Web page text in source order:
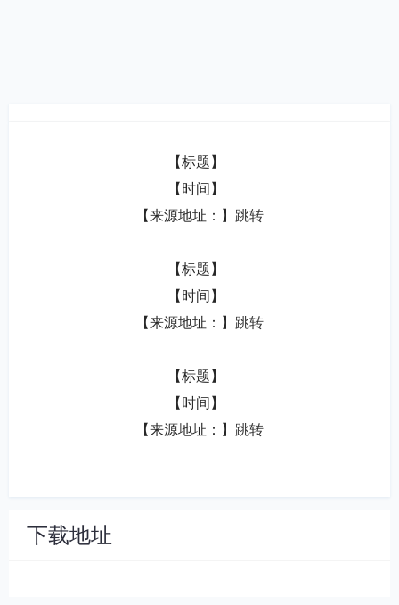
【标题】
【时间】
【来源地址：】 跳转
【标题】
【时间】
【来源地址：】 跳转
【标题】
【时间】
【来源地址：】 跳转
下载地址